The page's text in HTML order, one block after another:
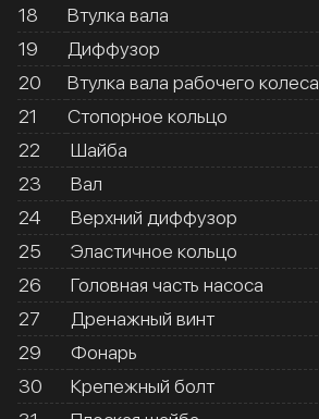
18
Втулка вала
19
Диффузор
20
Втулка вала рабочего колеса
21
Стопорное кольцо
22
Шайба
23
Вал
24
Верхний диффузор
25
Эластичное кольцо
26
Головная часть насоса
27
Дренажный винт
29
Фонарь
30
Крепежный болт